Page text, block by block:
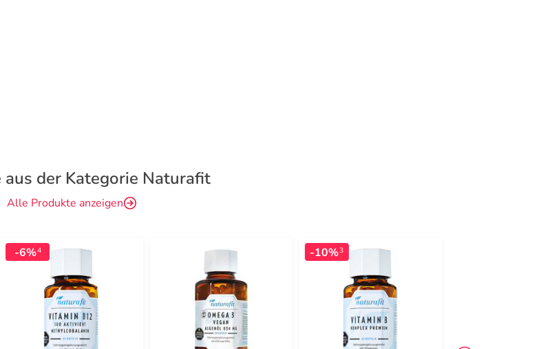
aus der Kategorie Naturafit
Alle Produkte anzeigen
-6%4 -10%3